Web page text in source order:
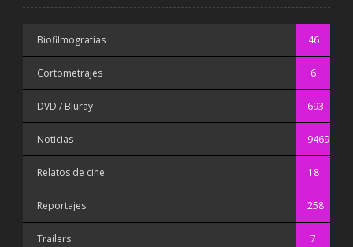
Biofilmografías 46
Cortometrajes 6
DVD / Bluray 693
Noticias 9469
Relatos de cine 18
Reportajes 258
Trailers 7